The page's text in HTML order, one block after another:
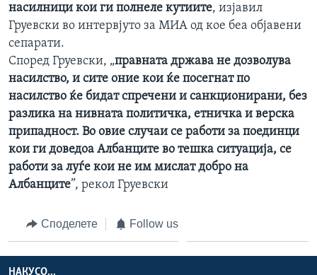
насилници кои ги полнеле кутиите, изјавил
Груевски во интервјуто за МИА од кое беа објавени
сепарати.
Според Груевски, „правната држава не дозволува
насилство, и сите оние кои ќе посегнат по
насилство ќе бидат спречени и санкционирани, без
разлика на нивната политичка, етничка и верска
припадност. Во овие случаи се работи за поединци
кои ги доведоа Албанците во тешка ситуација, се
работи за луѓе кои не им мислат добро на
Албанците”, рекол Груевски
Споделете Follow us
НАКУСО...